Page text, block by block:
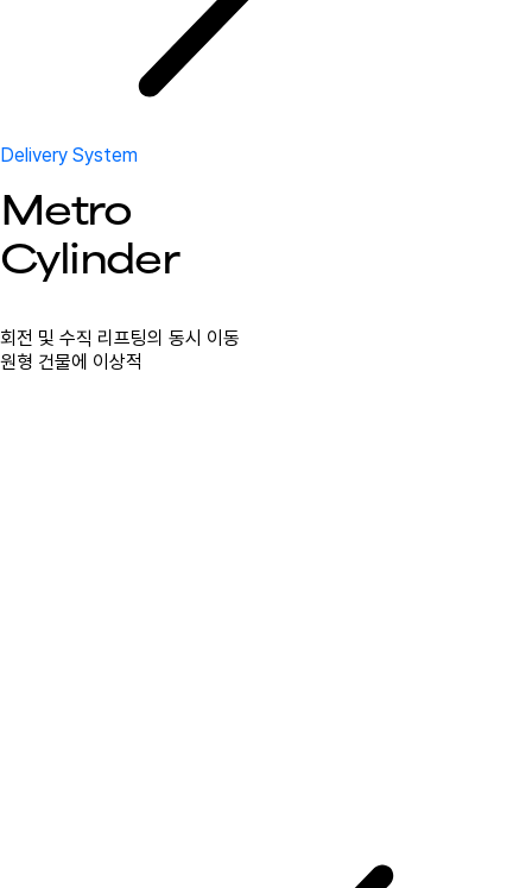
Delivery System
Metro
Cylinder
회전 및 수직 리프팅의 동시 이동
원형 건물에 이상적